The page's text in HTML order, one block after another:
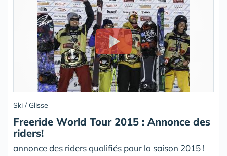
Ski / Glisse
Freeride World Tour 2015 : Annonce des
riders!
annonce des riders qualifiés pour la saison 2015 !